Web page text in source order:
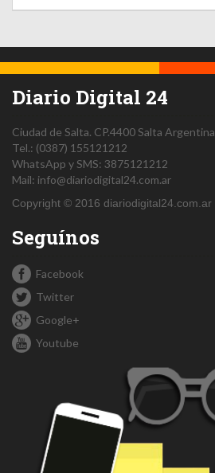
Diario Digital 24
Ciudad de Salta. CP.4400Salta Argentina
Tel.: (0387) 155121212
WhatsApp y SMS: 3875121212
Mail: info@diariodigital24.com.ar
Copyright © 2016 diariodigital24.com.ar
Seguínos
Facebook
Twitter
Google+
Youtube